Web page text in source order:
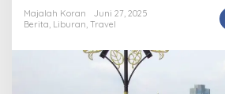
Majalah Koran
Juni 27, 2025
Berita, Liburan, Travel